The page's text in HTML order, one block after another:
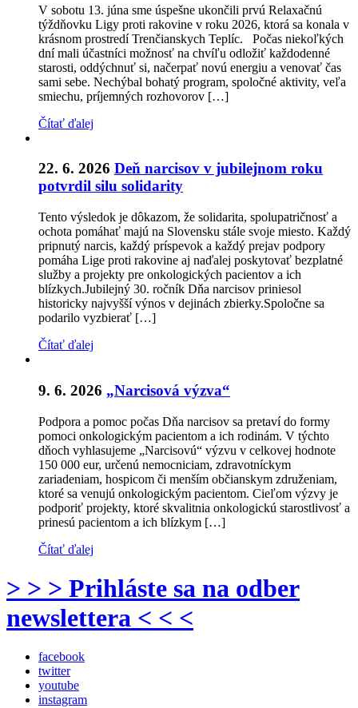
V sobotu 13. júna sme úspešne ukončili prvú Relaxačnú
týždňovku Ligy proti rakovine v roku 2026, ktorá sa konala v
krásnom prostredí Trenčianskych Teplíc. Počas niekoľkých
dní mali účastníci možnosť na chvíľu odložiť každodenné
starosti, oddýchnuť si, načerpať novú energiu a venovať čas
sami sebe. Nechýbal bohatý program, spoločné aktivity, veľa
smiechu, príjemných rozhovorov […]
Čítať ďalej
22. 6. 2026 Deň narcisov v jubilejnom roku
potvrdil silu solidarity
Tento výsledok je dôkazom, že solidarita, spolupatričnosť a
ochota pomáhať majú na Slovensku stále svoje miesto. Každý
pripnutý narcis, každý príspevok a každý prejav podpory
pomáha Lige proti rakovine aj naďalej poskytovať bezplatné
služby a projekty pre onkologických pacientov a ich
blízkych.Jubilejný 30. ročník Dňa narcisov priniesol
historicky najvyšší výnos v dejinách zbierky.Spoločne sa
podarilo vyzbierať […]
Čítať ďalej
9. 6. 2026 „Narcisová výzva“
Podpora a pomoc počas Dňa narcisov sa pretaví do formy
pomoci onkologickým pacientom a ich rodinám. V týchto
dňoch vyhlasujeme „Narcisovú“ výzvu v celkovej hodnote
150 000 eur, určenú nemocniciam, zdravotníckym
zariadeniam, hospicom či menším občianskym združeniam,
ktoré sa venujú onkologickým pacientom. Cieľom výzvy je
podporiť projekty, ktoré skvalitnia onkologickú starostlivosť a
prinesú pacientom a ich blízkym […]
Čítať ďalej
> > > Prihláste sa na odber
newslettera < < <
facebook
twitter
youtube
instagram